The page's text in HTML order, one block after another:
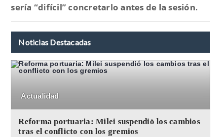
sería “difícil” concretarlo antes de la sesión.
Noticias Destacadas
Actualidad
Reforma portuaria: Milei suspendió los cambios
tras el conflicto con los gremios